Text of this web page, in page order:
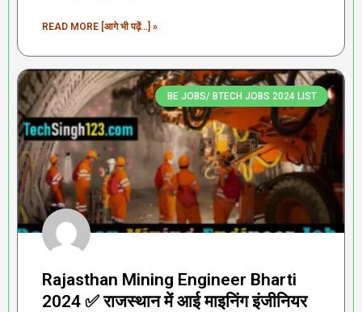
READ MORE [आगे भी पढ़ें...] »
BE JOBS/ BTECH JOBS 2024 LIST
Rajasthan Mining Engineer Bharti
2024 ✅ राजस्थान में आई माइनिंग इंजीनियर